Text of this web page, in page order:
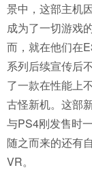
景中，这部主机
成为了一切游戏
而，就在他们在
系列后续宣传后
了一款在性能上
古怪新机。这部
与PS4刚发售时
随之而来的还有
VR。